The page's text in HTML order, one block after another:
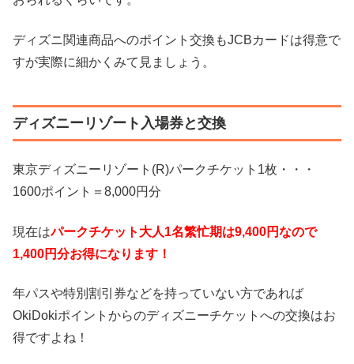
ディズニ関連商品へのポイント交換もJCBカードは得意で
すが実際に細かくみて見ましょう。
ディズニーリゾート入場券と交換
東京ディズニーリゾート(R)パークチケット1枚・・・
1600ポイント＝8,000円分
現在はパークチケット大人1名繁忙期は9,400円なので
1,400円分お得になります！
年パスや特別割引券などを持っていない方であれば
OkiDokiポイントからのディズニーチケットへの交換はお
得ですよね！